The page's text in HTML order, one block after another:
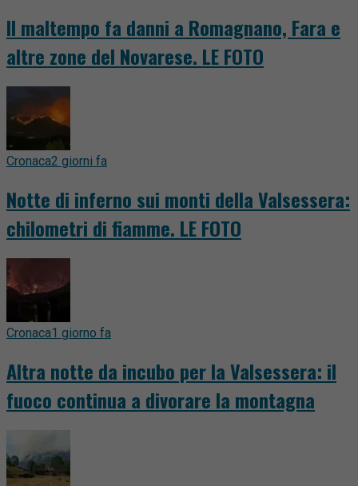
Il maltempo fa danni a Romagnano, Fara e
altre zone del Novarese. LE FOTO
Cronaca2 giorni fa
Notte di inferno sui monti della Valsessera:
chilometri di fiamme. LE FOTO
Cronaca1 giorno fa
Altra notte da incubo per la Valsessera: il
fuoco continua a divorare la montagna